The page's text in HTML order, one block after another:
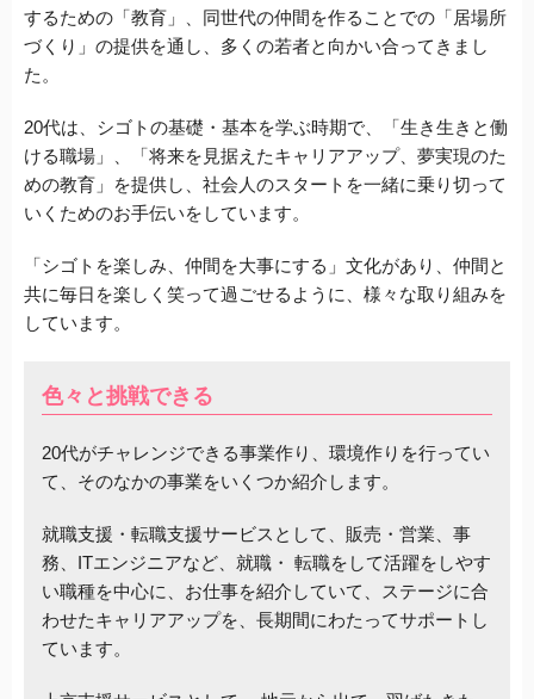
するための「教育」、同世代の仲間を作ることでの「居場所
づくり」の提供を通し、多くの若者と向かい合ってきまし
た。
20代は、シゴトの基礎・基本を学ぶ時期で、「生き生きと働
ける職場」、「将来を見据えたキャリアアップ、夢実現のた
めの教育」を提供し、社会人のスタートを一緒に乗り切って
いくためのお手伝いをしています。
「シゴトを楽しみ、仲間を大事にする」文化があり、仲間と
共に毎日を楽しく笑って過ごせるように、様々な取り組みを
しています。
色々と挑戦できる
20代がチャレンジできる事業作り、環境作りを行ってい
て、そのなかの事業をいくつか紹介します。
就職支援・転職支援サービスとして、販売・営業、事
務、ITエンジニアなど、就職・ 転職をして活躍をしやす
い職種を中心に、お仕事を紹介していて、ステージに合
わせたキャリアアップを、長期間にわたってサポートし
ています。